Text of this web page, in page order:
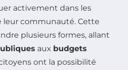
activement dans les
leur communauté. Cette
plusieurs formes, allant
aux budgets
ont la possibilité